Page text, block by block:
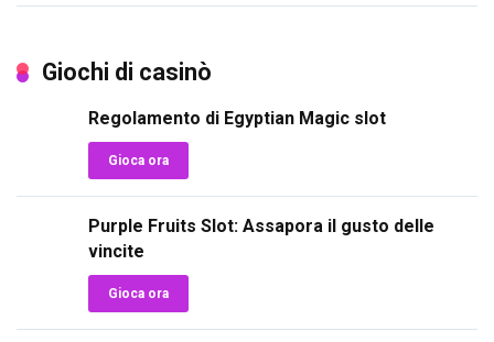
Giochi di casinò
Regolamento di Egyptian Magic slot
Gioca ora
Purple Fruits Slot: Assapora il gusto delle
vincite
Gioca ora